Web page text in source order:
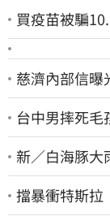
買疫苗被騙
慈濟內部信曝
台中男摔死毛
新／白海豚大
擋暴衝特斯拉